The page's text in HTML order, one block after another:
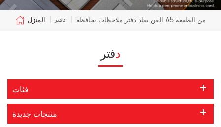
المنزل | دفتر | الفن يقلد دفتر ملاحظات بحافظة A5 من الطبيعة
دفتر
فئات
منتجات جديدة